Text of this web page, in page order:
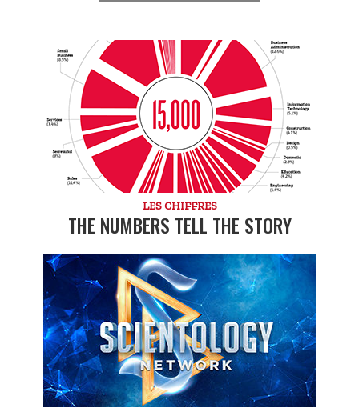
LES CHIFFRES
THE NUMBERS TELL THE STORY